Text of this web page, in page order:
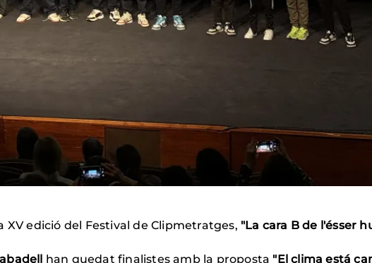
edició del Festival de Clipmetratges, "La cara B de l'ésser
han quedat finalistes amb la proposta "El clima está